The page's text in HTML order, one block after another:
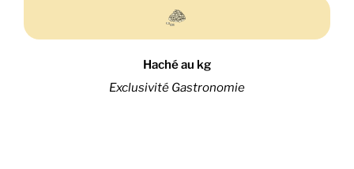
Haché au kg
Exclusivité Gastronomie